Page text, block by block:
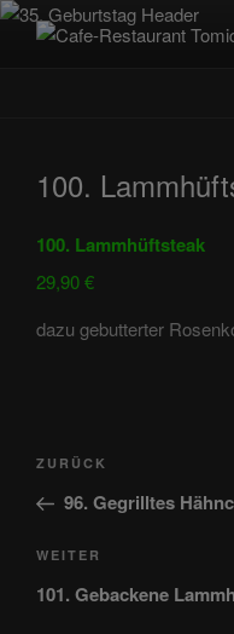
Zum
Inhalt
100.
100. Lammhüftsteak
29,90 €
dazu gebutterter
Beitragsnavigation
Vorheriger
Beitrag
ZURÜCK
96. Gegrilltes
Nächster
Beitrag
WEITER
101. Gebackene